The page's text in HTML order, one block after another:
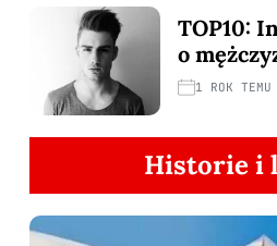
TOP10:
o
1 ROK TEMU
Historie i